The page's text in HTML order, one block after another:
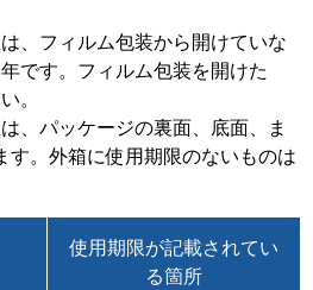
、フィルム包装から開けていな
です。フィルム包装を開けた
。
、パッケージの裏面、底面、ま
す。外箱に使用期限のないものは
使用期限が記載されてい
る箇所